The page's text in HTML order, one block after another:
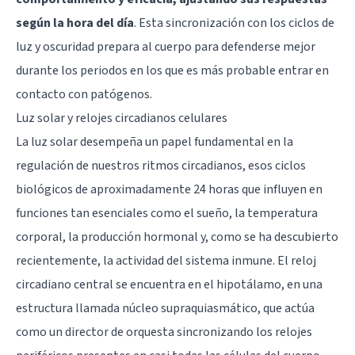
según la hora del día. Esta sincronización con los ciclos de
luz y oscuridad prepara al cuerpo para defenderse mejor
durante los periodos en los que es más probable entrar en
contacto con patógenos.
Luz solar y relojes circadianos celulares
La luz solar desempeña un papel fundamental en la
regulación de nuestros ritmos circadianos, esos ciclos
biológicos de aproximadamente 24 horas que influyen en
funciones tan esenciales como el sueño, la temperatura
corporal, la producción hormonal y, como se ha descubierto
recientemente, la actividad del sistema inmune. El reloj
circadiano central se encuentra en el hipotálamo, en una
estructura llamada núcleo supraquiasmático, que actúa
como un director de orquesta sincronizando los relojes